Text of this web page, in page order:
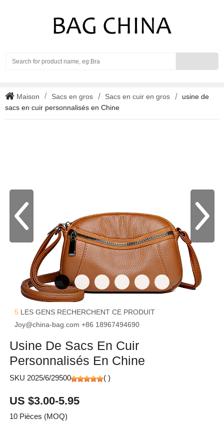
Maison Sacs en gros Sacs en cuir en gros
usine de
sacs en cuir personnalisés en Chine
5 LES GENS RECHERCHENT CE PRODUIT
Joy@china-bag.com +86 18967494690
Usine De Sacs En Cuir
Personnalisés En Chine
SKU 2025/6/29500 ( )
US $3.00-5.95
10 Pièces (MOQ)